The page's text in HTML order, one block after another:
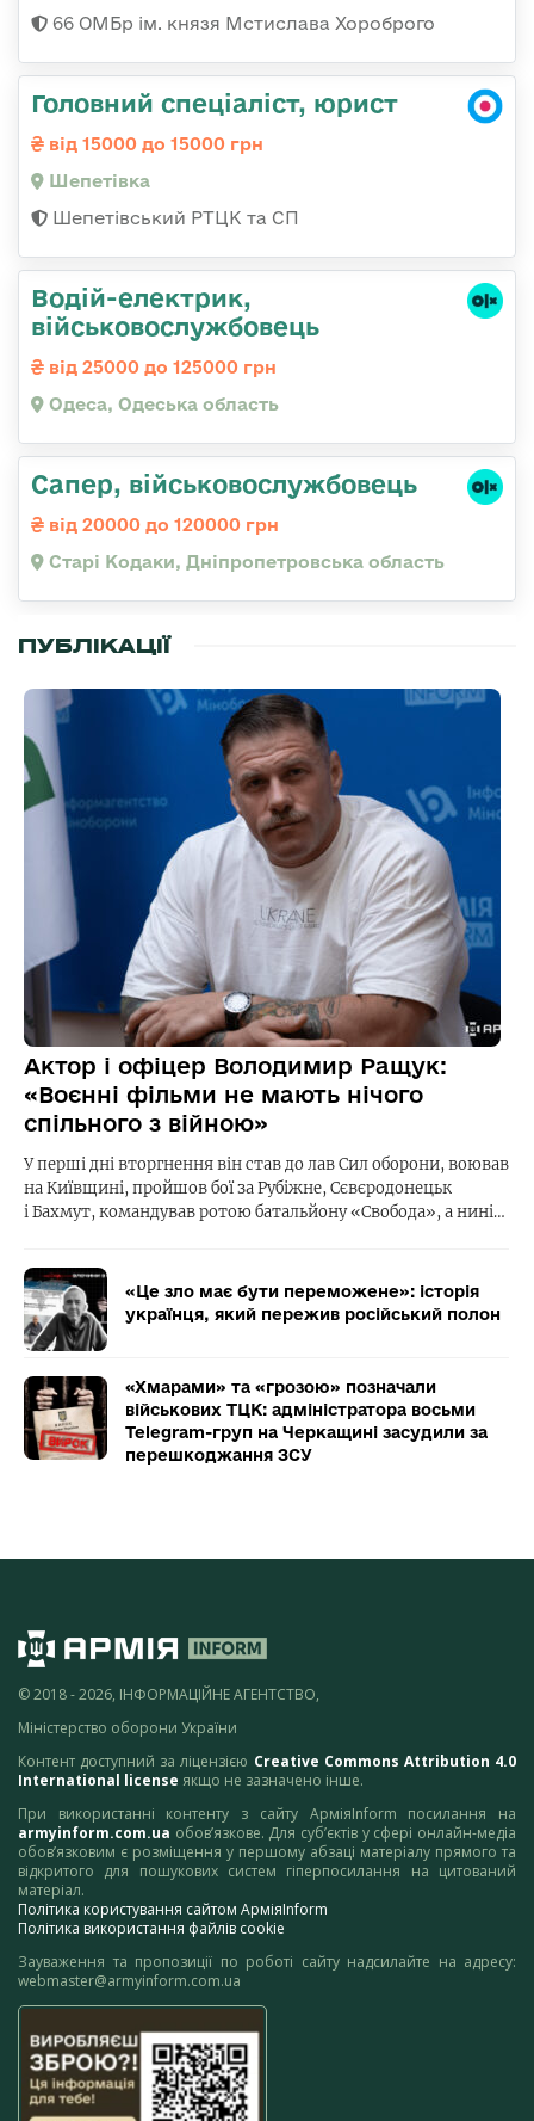
66 ОМБр ім. князя Мстислава Хороброго
Головний спеціаліст, юрист
від 15000 до 15000 грн
Шепетівка
Шепетівський РТЦК та СП
Водій-електрик,
військовослужбовець
від 25000 до 125000 грн
Одеса, Одеська область
Сапер, військовослужбовець
від 20000 до 120000 грн
Старі Кодаки, Дніпропетровська область
ПУБЛІКАЦІЇ
Актор і офіцер Володимир Ращук:
«Воєнні фільми не мають нічого
спільного з війною»
У перші дні вторгнення він став до лав Сил оборони, воював
на Київщині, пройшов бої за Рубіжне, Сєвєродонецьк
і Бахмут, командував ротою батальйону «Свобода», а нині…
«Це зло має бути переможене»: історія
українця, який пережив російський полон
«Хмарами» та «грозою» позначали
військових ТЦК: адміністратора восьми
Telegram-груп на Черкащині засудили за
перешкоджання ЗСУ
© 2018 - 2026, ІНФОРМАЦІЙНЕ АГЕНТСТВО,
Міністерство оборони України
Контент доступний за ліцензією Creative Commons Attribution 4.0
International license якщо не зазначено інше.
При використанні контенту з сайту АрміяInform посилання на
armyinform.com.ua обов’язкове. Для суб’єктів у сфері онлайн-медіа
обов’язковим є розміщення у першому абзаці матеріалу прямого та
відкритого для пошукових систем гіперпосилання на цитований
матеріал.
Політика користування сайтом АрміяInform
Політика використання файлів cookie
Зауваження та пропозиції по роботі сайту надсилайте на адресу:
webmaster@armyinform.com.ua